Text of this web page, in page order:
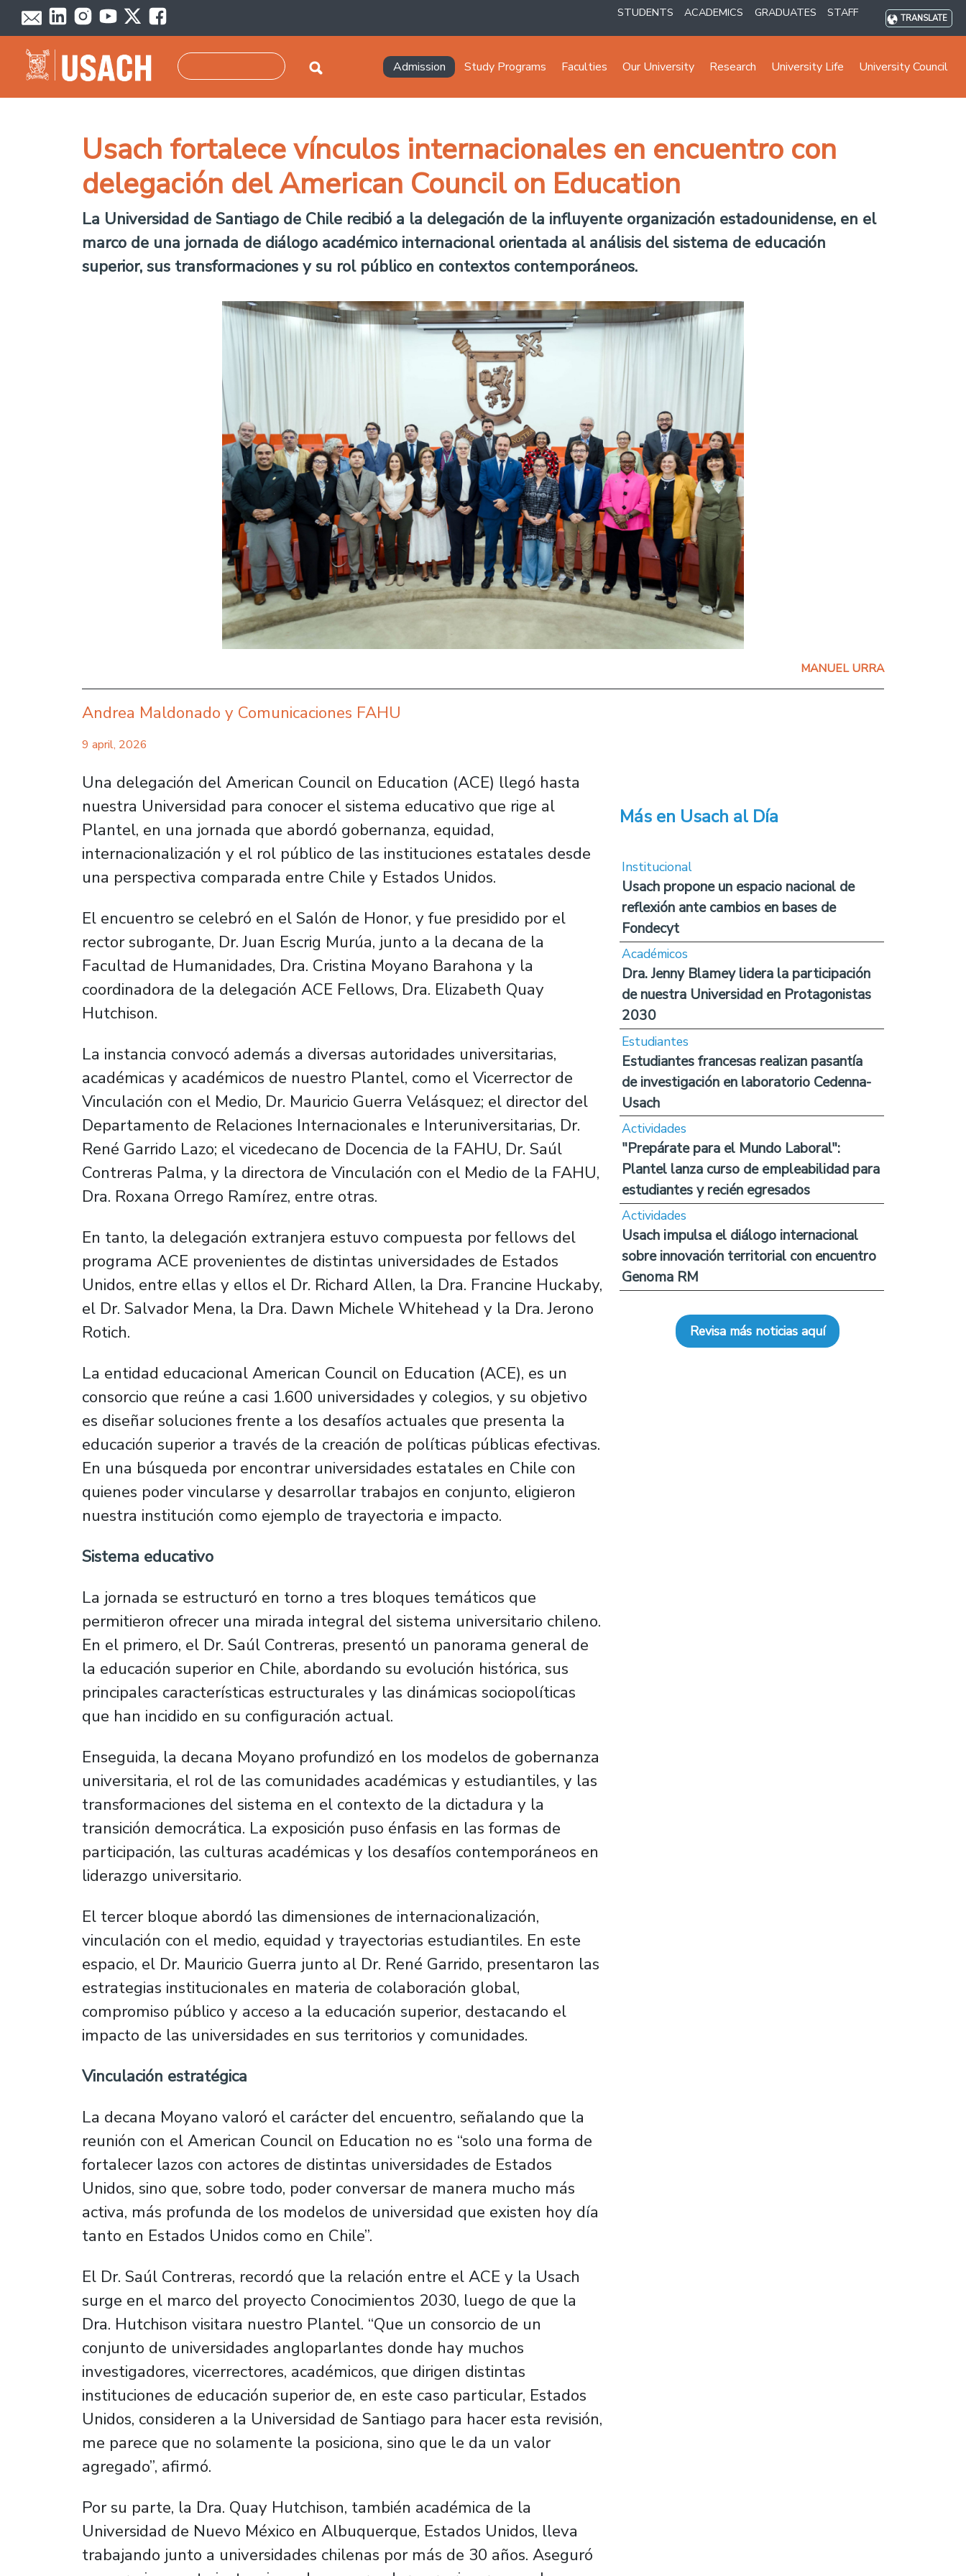
Skip to main content STUDENTS ACADEMICS GRADUATES STAFF TRANSLATE
Navegación principal
Admission Study Programs Faculties Our University Research University Life University Council
Usach fortalece vínculos internacionales en encuentro con
delegación del American Council on Education
La Universidad de Santiago de Chile recibió a la delegación de la influyente organización estadounidense, en el
marco de una jornada de diálogo académico internacional orientada al análisis del sistema de educación
superior, sus transformaciones y su rol público en contextos contemporáneos.
MANUEL URRA
Andrea Maldonado y Comunicaciones FAHU
9 april, 2026
Una delegación del American Council on Education (ACE) llegó hasta
nuestra Universidad para conocer el sistema educativo que rige al
Plantel, en una jornada que abordó gobernanza, equidad,
internacionalización y el rol público de las instituciones estatales desde
una perspectiva comparada entre Chile y Estados Unidos.
El encuentro se celebró en el Salón de Honor, y fue presidido por el
rector subrogante, Dr. Juan Escrig Murúa, junto a la decana de la
Facultad de Humanidades, Dra. Cristina Moyano Barahona y la
coordinadora de la delegación ACE Fellows, Dra. Elizabeth Quay
Hutchison.
La instancia convocó además a diversas autoridades universitarias,
académicas y académicos de nuestro Plantel, como el Vicerrector de
Vinculación con el Medio, Dr. Mauricio Guerra Velásquez; el director del
Departamento de Relaciones Internacionales e Interuniversitarias, Dr.
René Garrido Lazo; el vicedecano de Docencia de la FAHU, Dr. Saúl
Contreras Palma, y la directora de Vinculación con el Medio de la FAHU,
Dra. Roxana Orrego Ramírez, entre otras.
En tanto, la delegación extranjera estuvo compuesta por fellows del
programa ACE provenientes de distintas universidades de Estados
Unidos, entre ellas y ellos el Dr. Richard Allen, la Dra. Francine Huckaby,
el Dr. Salvador Mena, la Dra. Dawn Michele Whitehead y la Dra. Jerono
Rotich.
La entidad educacional American Council on Education (ACE), es un
consorcio que reúne a casi 1.600 universidades y colegios, y su objetivo
es diseñar soluciones frente a los desafíos actuales que presenta la
educación superior a través de la creación de políticas públicas efectivas.
En una búsqueda por encontrar universidades estatales en Chile con
quienes poder vincularse y desarrollar trabajos en conjunto, eligieron
nuestra institución como ejemplo de trayectoria e impacto.
Sistema educativo
La jornada se estructuró en torno a tres bloques temáticos que
permitieron ofrecer una mirada integral del sistema universitario chileno.
En el primero, el Dr. Saúl Contreras, presentó un panorama general de
la educación superior en Chile, abordando su evolución histórica, sus
principales características estructurales y las dinámicas sociopolíticas
que han incidido en su configuración actual.
Enseguida, la decana Moyano profundizó en los modelos de gobernanza
universitaria, el rol de las comunidades académicas y estudiantiles, y las
transformaciones del sistema en el contexto de la dictadura y la
transición democrática. La exposición puso énfasis en las formas de
participación, las culturas académicas y los desafíos contemporáneos en
liderazgo universitario.
El tercer bloque abordó las dimensiones de internacionalización,
vinculación con el medio, equidad y trayectorias estudiantiles. En este
espacio, el Dr. Mauricio Guerra junto al Dr. René Garrido, presentaron las
estrategias institucionales en materia de colaboración global,
compromiso público y acceso a la educación superior, destacando el
impacto de las universidades en sus territorios y comunidades.
Vinculación estratégica
La decana Moyano valoró el carácter del encuentro, señalando que la
reunión con el American Council on Education no es “solo una forma de
fortalecer lazos con actores de distintas universidades de Estados
Unidos, sino que, sobre todo, poder conversar de manera mucho más
activa, más profunda de los modelos de universidad que existen hoy día
tanto en Estados Unidos como en Chile”.
El Dr. Saúl Contreras, recordó que la relación entre el ACE y la Usach
surge en el marco del proyecto Conocimientos 2030, luego de que la
Dra. Hutchison visitara nuestro Plantel. “Que un consorcio de un
conjunto de universidades angloparlantes donde hay muchos
investigadores, vicerrectores, académicos, que dirigen distintas
instituciones de educación superior de, en este caso particular, Estados
Unidos, consideren a la Universidad de Santiago para hacer esta revisión,
me parece que no solamente la posiciona, sino que le da un valor
agregado”, afirmó.
Por su parte, la Dra. Quay Hutchison, también académica de la
Universidad de Nuevo México en Albuquerque, Estados Unidos, lleva
trabajando junto a universidades chilenas por más de 30 años. Aseguró
Más en Usach al Día
Institucional
Usach propone un espacio nacional de
reflexión ante cambios en bases de
Fondecyt
Académicos
Dra. Jenny Blamey lidera la participación
de nuestra Universidad en Protagonistas
2030
Estudiantes
Estudiantes francesas realizan pasantía
de investigación en laboratorio Cedenna-
Usach
Actividades
"Prepárate para el Mundo Laboral":
Plantel lanza curso de empleabilidad para
estudiantes y recién egresados
Actividades
Usach impulsa el diálogo internacional
sobre innovación territorial con encuentro
Genoma RM
Revisa más noticias aquí